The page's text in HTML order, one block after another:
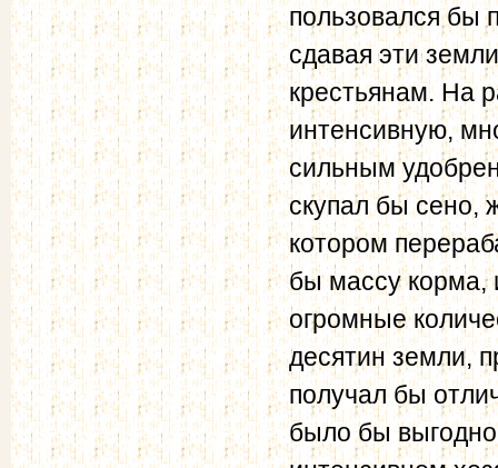
пользовался бы
сдавая эти
крестьянам. На
интенсивную,
сильным
скупал бы сено,
котором
бы массу корма,
огромные
десятин земли,
получал бы
было бы